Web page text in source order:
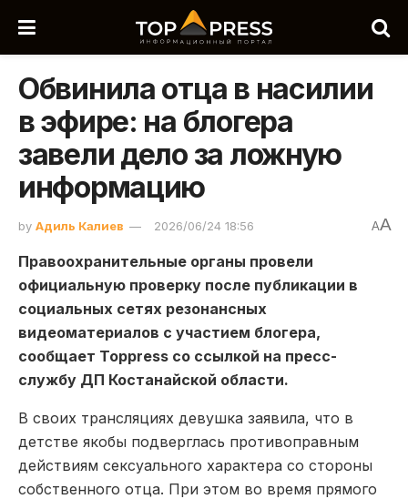
Обвинила отца в насилии
в эфире: на блогера
завели дело за ложную
информацию
by Адиль Калиев 2026/06/24 18:56 AA
Правоохранительные органы провели
официальную проверку после публикации в
социальных сетях резонансных
видеоматериалов с участием блогера,
сообщает Toppress со ссылкой на пресс-
службу ДП Костанайской области.
В своих трансляциях девушка заявила, что в
детстве якобы подверглась противоправным
действиям сексуального характера со стороны
собственного отца. При этом во время прямого